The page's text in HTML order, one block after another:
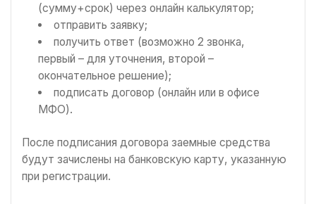
(сумму+срок) через онлайн калькулятор;
отправить заявку;
получить ответ (возможно 2 звонка,
первый – для уточнения, второй –
окончательное решение);
подписать договор (онлайн или в офисе
МФО).
После подписания договора заемные средства
будут зачислены на банковскую карту, указанную
при регистрации.